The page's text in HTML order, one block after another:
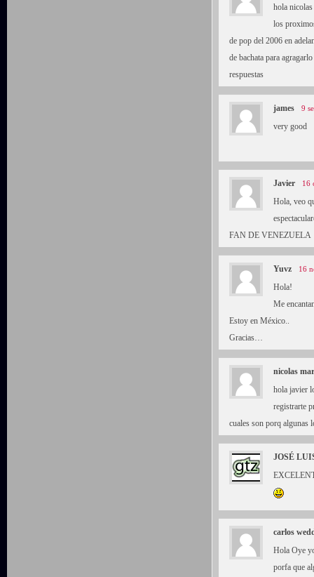
hola
los
de pop del 2006 en
de bachata para
respuestas
james 9
very good
Javier 16
Hola, veo
FAN DE VENEZUELA
Yuvz 16
Hola!
Me
Estoy en México..
Gracias…
nicolas
hola javier
registrarte
cuales son porq algunas
JOSÉ
carlos
Hola Oye
porfa que